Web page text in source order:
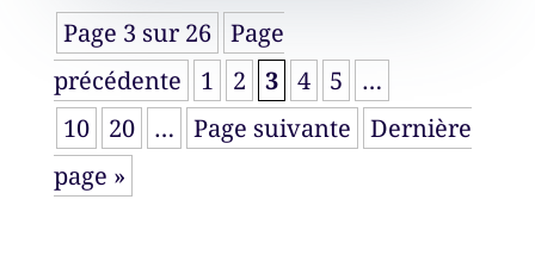
Page 3 sur 26
Page
précédente
1 2 3 4 5
…
10
20 … Page suivante
Dernière
page »